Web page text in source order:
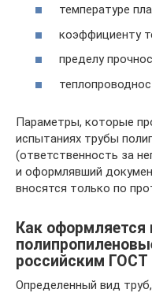
температуре
коэффициенту
пределу
Параметры, которые
испытаниях трубы
(ответственность за
и оформлявший
вносятся только по
Как оформляется
российским ГОСТ
Определенный вид